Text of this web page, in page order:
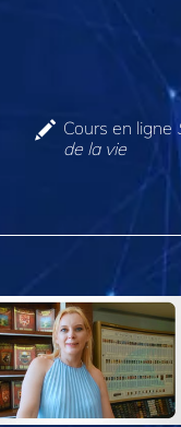
Cours en ligne
de la vie